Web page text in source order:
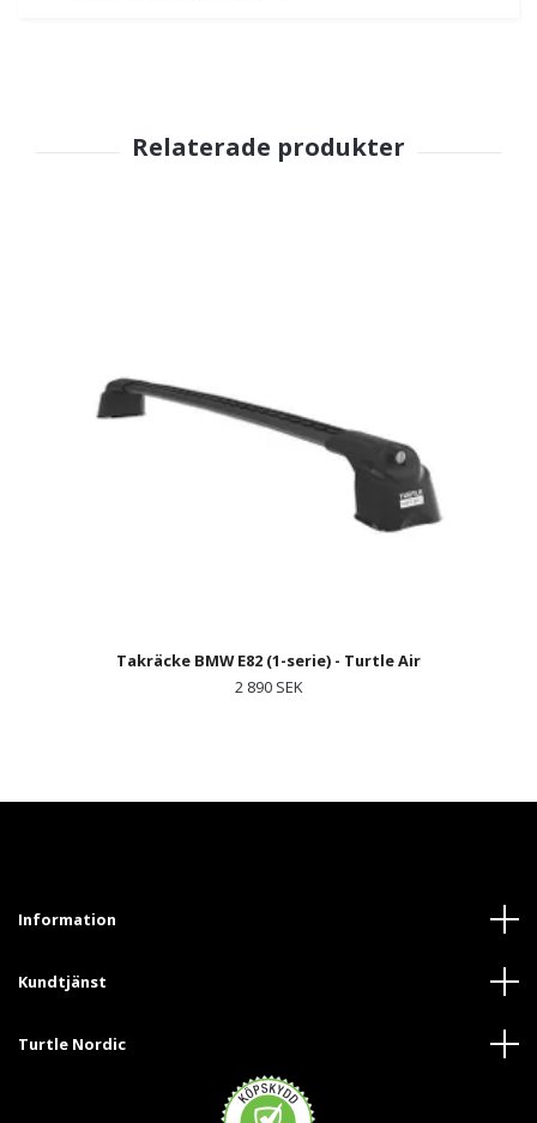
Takräcke BMW E82 (1-serie) - Turtle Air
2 890 SEK
Information
Kundtjänst
Turtle Nordic